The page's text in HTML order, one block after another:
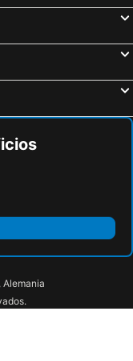
Alemania